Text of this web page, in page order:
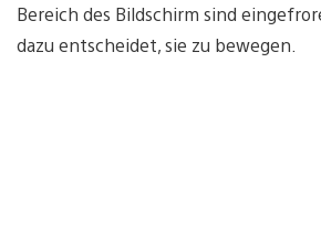
Bereich des Bildschirm sind
dazu entscheidet, sie zu bewegen.